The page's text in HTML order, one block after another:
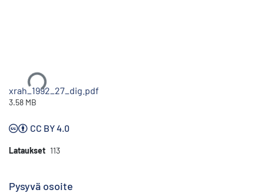
Ladataan...
xrah_1992_27_dig.pdf
3.58 MB
CC BY 4.0
Lataukset 113
Pysyvä osoite